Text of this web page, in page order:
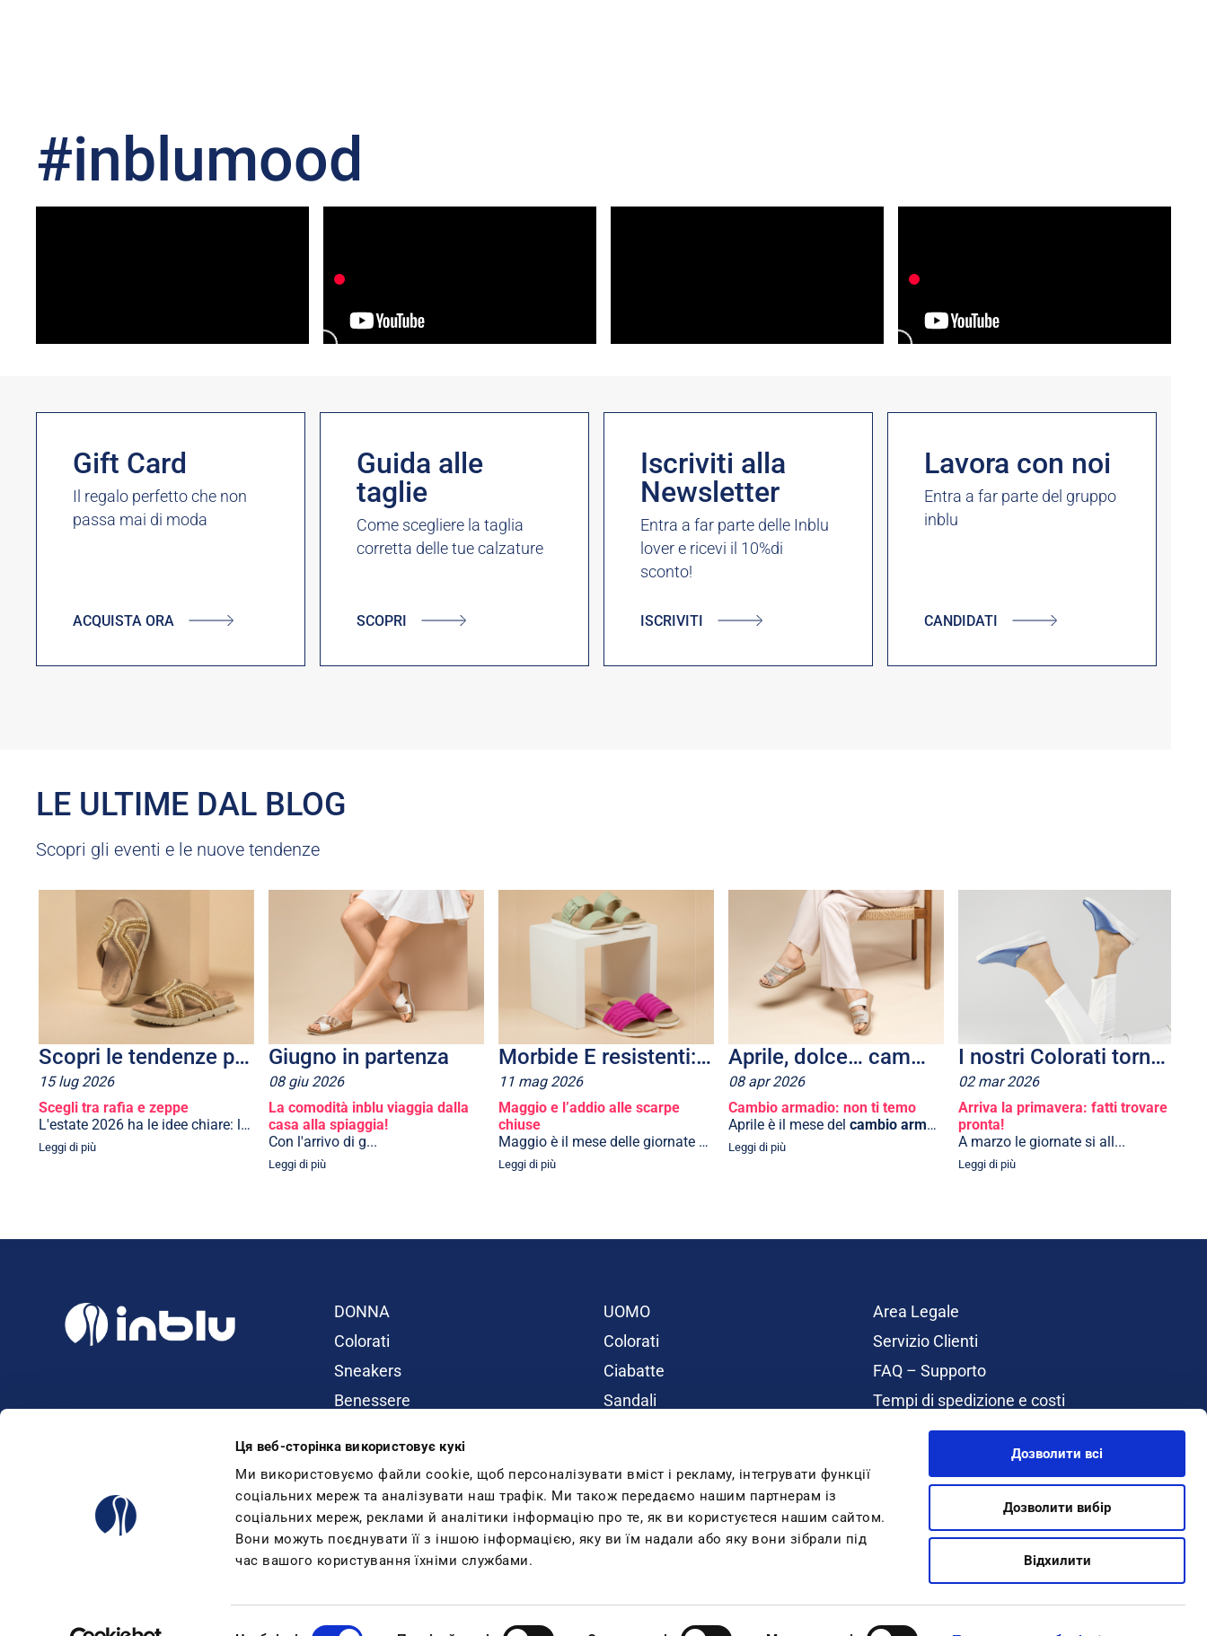
Ця веб-сторінка використовує кукі
Ми використовуємо файли cookie, щоб персоналізувати вміст і рекламу, інтегрувати функції
соціальних мереж та аналізувати наш трафік. Ми також передаємо нашим партнерам із
соціальних мереж, реклами й аналітики інформацію про те, як ви користуєтеся нашим сайтом.
Вони можуть поєднувати її з іншою інформацією, яку ви їм надали або яку вони зібрали під
час вашого користування їхніми службами.
Дозволити всі
Дозволити вибір
Відхилити
#inblumood
Gift Card
Il regalo perfetto che non
passa mai di moda
ACQUISTA ORA
Guida alle
taglie
Come scegliere la taglia
corretta delle tue calzature
SCOPRI
Iscriviti alla
Newsletter
Entra a far parte delle Inblu
lover e ricevi il 10%di
sconto!
ISCRIVITI
Lavora con noi
Entra a far parte del gruppo
inblu
CANDIDATI
LE ULTIME DAL BLOG
Scopri gli eventi e le nuove tendenze
Scopri le tendenze più cool dell’estate 2026
15 lug 2026
Scegli tra rafia e zeppe
L'estate 2026 ha le idee chiare: le passerel...
Leggi di più
Giugno in partenza
08 giu 2026
La comodità inblu viaggia dalla
casa alla spiaggia!
Con l'arrivo di g...
Leggi di più
Morbide E resistenti: sono le Dual Density inblu
11 mag 2026
Maggio e l’addio alle scarpe
chiuse
Maggio è il mese delle giornate c...
Leggi di più
Aprile, dolce… camminare! Con la Linea Benessere di inblu
08 apr 2026
Cambio armadio: non ti temo
Aprile è il mese del cambio armadio e del...
Leggi di più
I nostri Colorati tornano in tv
02 mar 2026
Arriva la primavera: fatti trovare
pronta!
A marzo le giornate si all...
Leggi di più
DONNA
Colorati
Sneakers
Benessere
Dual Density
Infradito
Sandali
Zeppe
UOMO
Colorati
Ciabatte
Sandali
Inblu Blog
Lavora con noi
Area Legale
Servizio Clienti
FAQ – Supporto
Tempi di spedizione e costi
Rimborsi e Resi
About Inblu
Guida Taglie
Condor Trade srl - via Kennedy,46 - 25028 Verolanuova - BS - ITALY - C.F. e P.Iva 01540490982